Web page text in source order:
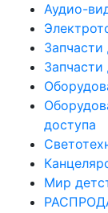
Аудио-
Запчасти
доступа
Мир